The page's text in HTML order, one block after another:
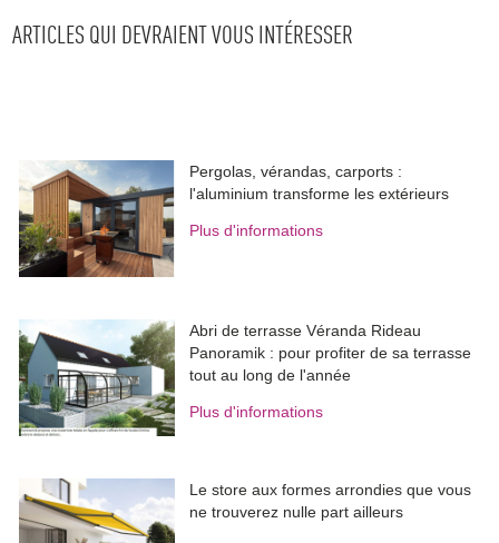
ARTICLES QUI DEVRAIENT VOUS INTÉRESSER
Pergolas, vérandas, carports :
l'aluminium transforme les extérieurs
Plus d'informations
Abri de terrasse Véranda Rideau
Panoramik : pour profiter de sa terrasse
tout au long de l'année
Plus d'informations
Le store aux formes arrondies que vous
ne trouverez nulle part ailleurs